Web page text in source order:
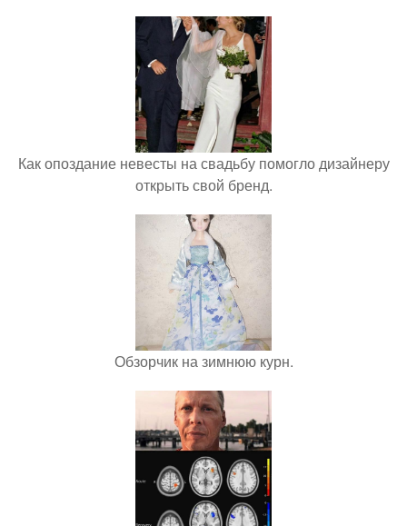
Как опоздание невесты на свадьбу помогло дизайнеру
открыть свой бренд.
Обзорчик на зимнюю курн.